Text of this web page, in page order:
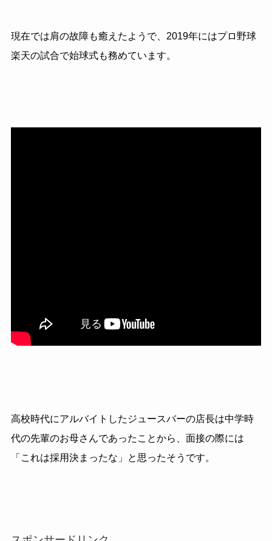
現在では肩の故障も癒えたようで、2019年にはプロ野球
楽天の試合で始球式も務めています。
高校時代にアルバイトしたジュースバーの店長は中学時
代の先輩のお母さんであったことから、面接の際には
「これは採用決まったな」と思ったそうです。